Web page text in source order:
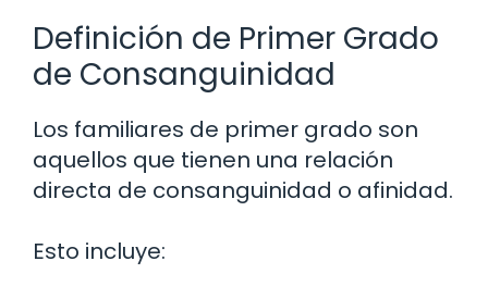
Definición de Primer Grado
de Consanguinidad
Los familiares de primer grado son
aquellos que tienen una relación
directa de consanguinidad o afinidad.
Esto incluye: